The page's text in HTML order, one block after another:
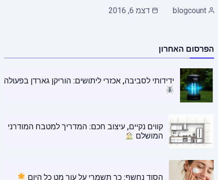
blogcount
דצמ 6, 2016
הפרסום האחרון
ידידותי לסביבה, אכזרי ליתושים: הוריקן גארדן בפעולה
קווים נקיים, עיצוב חכם: המדריך למטבח המודרני
המושלם
הסוד נחשף: כך תשמרי על עור מט כל היום